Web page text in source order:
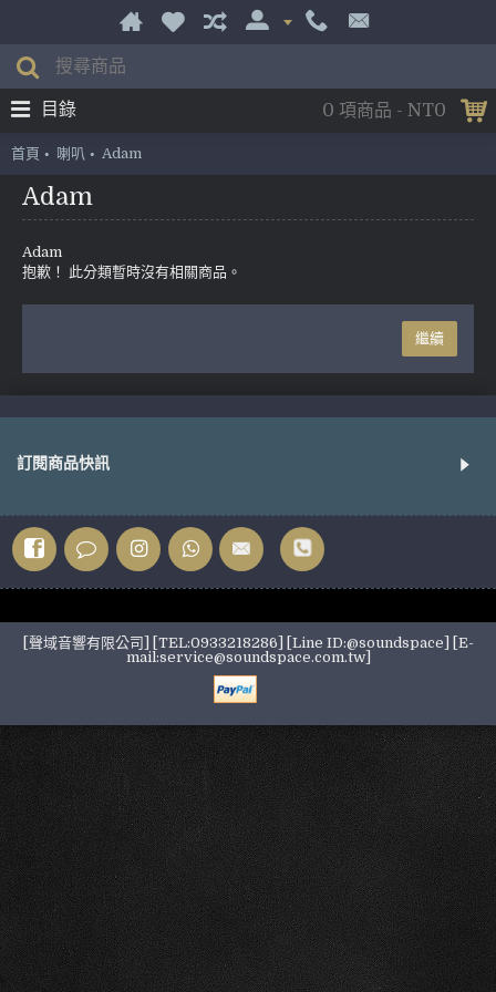
0 項商品 - NT0
目錄
首頁 喇叭 Adam
Adam
Adam
抱歉！ 此分類暫時沒有相關商品。
繼續
訂閱商品快訊
[聲域音響有限公司] [TEL:0933218286] [Line ID:@soundspace] [E-
mail:service@soundspace.com.tw]